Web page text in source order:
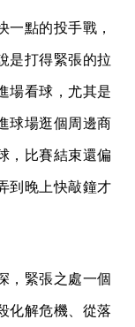
一點的投手戰，
是打得緊張的拉
場看球，尤其是
球場逛個周邊商
，比賽結束還偏
到晚上快敲鐘才
，緊張之處一個
化解危機、從落